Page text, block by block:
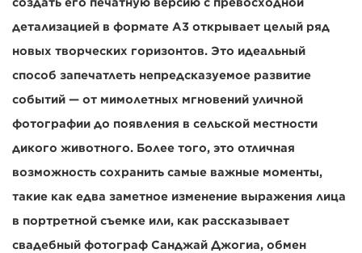
создать его печатную версию с превосходной
детализацией в формате A3 открывает целый ряд
новых творческих горизонтов. Это идеальный
способ запечатлеть непредсказуемое развитие
событий — от мимолетных мгновений уличной
фотографии до появления в сельской местности
дикого животного. Более того, это отличная
возможность сохранить самые важные моменты,
такие как едва заметное изменение выражения лица
в портретной съемке или, как рассказывает
свадебный фотограф Санджай Джогиа, обмен